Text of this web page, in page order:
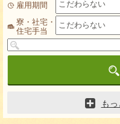
雇用期間
寮・社宅・
住宅手当
も